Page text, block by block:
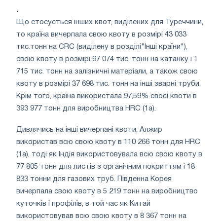
.
Що стосується інших квот, виділених для Туреччини,
то країна вичерпала свою квоту в розмірі 43 033
тис.тонн на CRC (виділену в розділі"Інші країни"),
свою квоту в розмірі 97 074 тис. тонн на катанку і 1
715 тис. тонн на залізничні матеріали, а також свою
квоту в розмірі 37 698 тис. тонн на інші зварні труби.
Крім того, країна використала 97,59% своєї квоти в
393 977 тонн для виробництва HRC (1a).
Дивлячись на інші вичерпані квоти, Алжир
використав всю свою квоту в 110 266 тонн для HRC
(1a), тоді як Індія використовувала всю свою квоту в
77 805 тонн для листів з органічним покриттям і 18
833 тонни для газових труб. Південна Корея
вичерпала свою квоту в 5 219 тонн на виробництво
куточків і профілів, в той час як Китай
використовував всю свою квоту в 8 367 тонн на